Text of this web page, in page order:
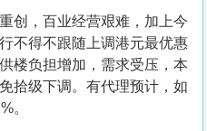
创，百业经营艰难，加上今
不得不跟随上调港元最优惠
楼负担增加，需求受压，本
拾级下调。有代理预计，如
。